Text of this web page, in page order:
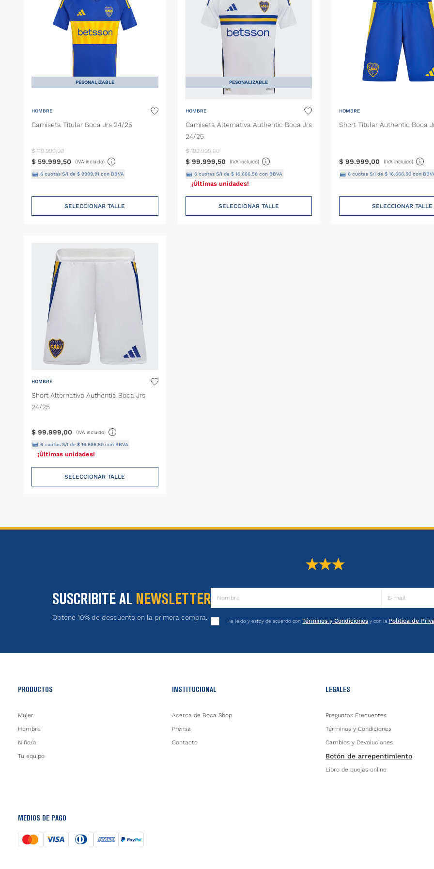
PESONALIZABLE
HOMBRE
Camiseta Titular Boca Jrs 24/25
$ 119.999,00
$ 59.999,50 (IVA incluido)
6 cuotas S/I de$ 9999,91 con BBVA
SELECCIONAR TALLE
PESONALIZABLE
HOMBRE
Camiseta Alternativa Authentic Boca Jrs
24/25
$ 199.999,00
$ 99.999,50 (IVA incluido)
6cuotas S/I de $ 16.666,58con BBVA
¡Últimas unidades!
SELECCIONAR TALLE
HOMBRE
Short Titular Authentic Boca
$ 99.999,00 (IVA incluido)
6cuotas S/I de $ 16.666,50con
SELECCIONAR TALLE
HOMBRE
Short Alternativo Authentic Boca Jrs
24/25
$ 99.999,00 (IVA incluido)
6 cuotas S/I de$ 16.666,50 con BBVA
¡Últimas unidades!
SELECCIONAR TALLE
SUSCRIBITE AL NEWSLETTER
Obtené 10% de descuento en la primera compra. He leído y estoy de acuerdo conTérminos y Condiciones y con la Política de
PRODUCTOS
Mujer
Hombre
Niño/a
Tu equipo
INSTITUCIONAL
Acerca de Boca Shop
Prensa
Contacto
LEGALES
Preguntas Frecuentes
Términos y Condiciones
Cambios y Devoluciones
Botón de arrepentimiento
Libro de quejas online
MEDIOS DE PAGO